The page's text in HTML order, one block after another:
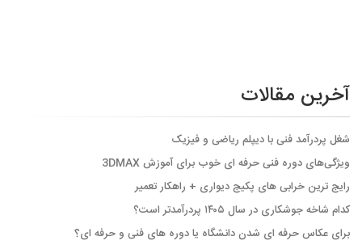
آخرین مقالات
شغل پردرآمد فنی با دیپلم ریاضی و فیزیک
ویژگی‌های دوره فنی حرفه ای خوب برای آموزش 3DMAX
رایج ترین خرابی های پکیج دیواری + راهکار تعمیر
کدام شاخه جوشکاری در سال ۱۴۰۵ پردرآمدتر است؟
برای عکاس حرفه ای شدن دانشگاه یا دوره های فنی و حرفه ای؟َ